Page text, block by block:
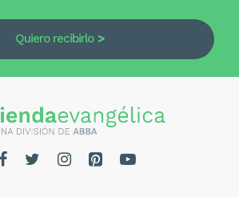
Quiero recibirlo